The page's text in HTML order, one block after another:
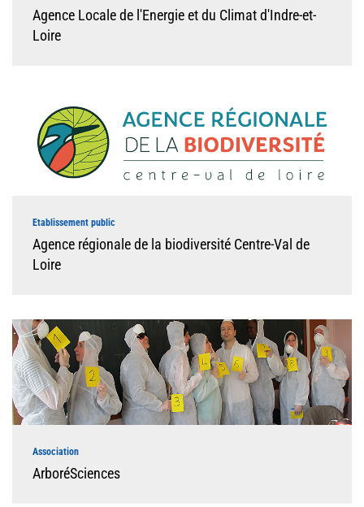
Agence Locale de l'Energie et du Climat d'Indre-et-
Loire
Etablissement public
Agence régionale de la biodiversité Centre-Val de
Loire
Association
ArboréSciences